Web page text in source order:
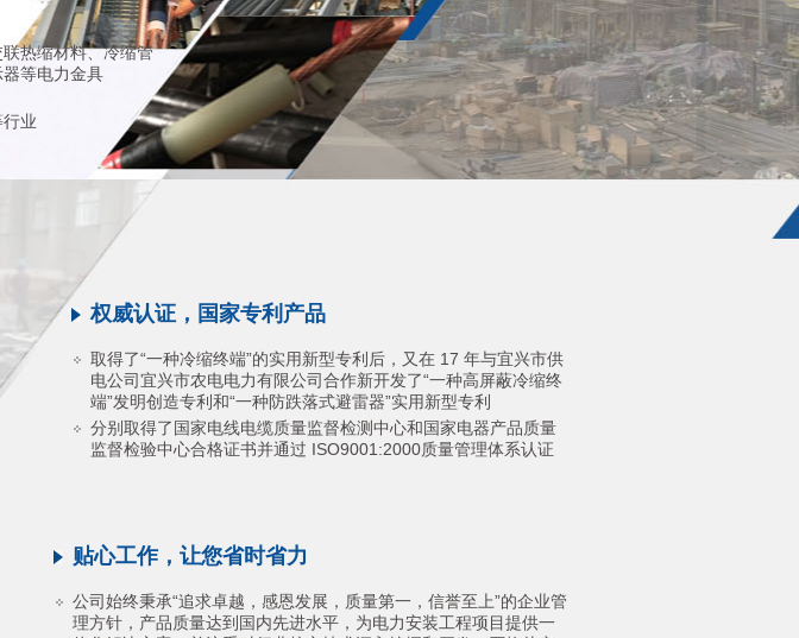
热缩材料、冷缩管
等电力金具
业
权威认证，国家专利产品
取得了“一种冷缩终端”的实用新型专利后，又在 17 年与宜兴市供
电公司宜兴市农电电力有限公司合作新开发了“一种高屏蔽冷缩终
端”发明创造专利和“一种防跌落式避雷器”实用新型专利
分别取得了国家电线电缆质量监督检测中心和国家电器产品质量
监督检验中心合格证书并通过 ISO9001:2000质量管理体系认证
贴心工作，让您省时省力
公司始终秉承“追求卓越，感恩发展，质量第一，信誉至上”的企业管
理方针，产品质量达到国内先进水平，为电力安装工程项目提供一